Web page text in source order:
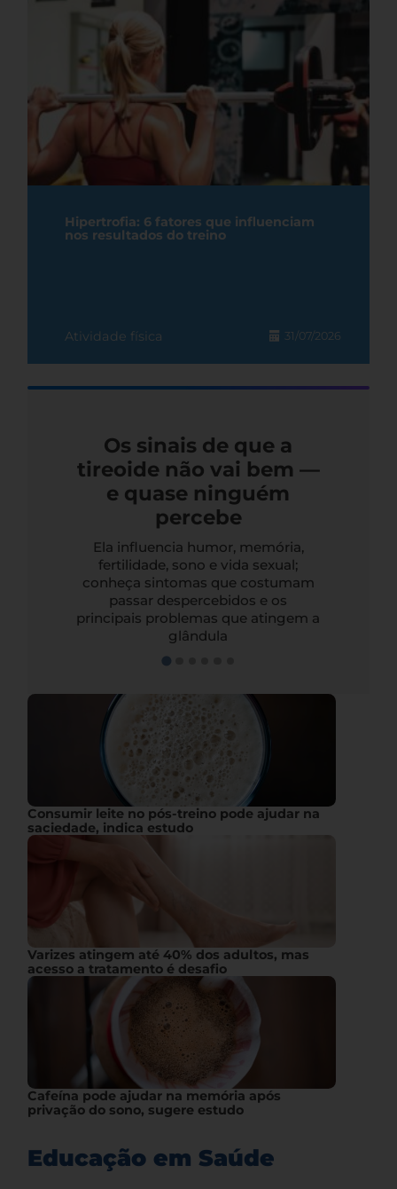
Hipertrofia: 6 fatores que influenciam
nos resultados do treino
Atividade física 31/07/2026
Os sinais de que a
tireoide não vai bem —
e quase ninguém
percebe
Ela influencia humor, memória,
fertilidade, sono e vida sexual;
conheça sintomas que costumam
passar despercebidos e os
principais problemas que atingem a
glândula
Consumir leite no pós-treino pode ajudar na
saciedade, indica estudo
Varizes atingem até 40% dos adultos, mas
acesso a tratamento é desafio
Cafeína pode ajudar na memória após
privação do sono, sugere estudo
Educação em Saúde